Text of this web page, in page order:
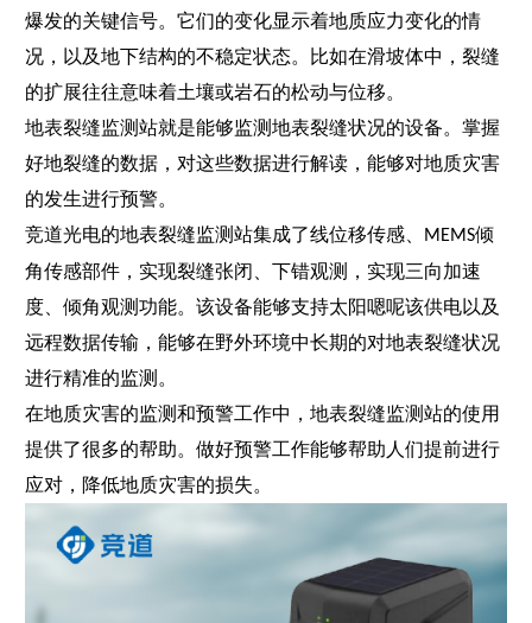
爆发的关键信号。它们的变化显示着地质应力变化的情
况，以及地下结构的不稳定状态。比如在滑坡体中，裂缝
的扩展往往意味着土壤或岩石的松动与位移。
地表裂缝监测站就是能够监测地表裂缝状况的设备。掌握
好地裂缝的数据，对这些数据进行解读，能够对地质灾害
的发生进行预警。
竞道光电的地表裂缝监测站集成了线位移传感、 MEMS倾
角传感部件，实现裂缝张闭、下错观测，实现三向加速
度、倾角观测功能。该设备能够支持太阳嗯呢该供电以及
远程数据传输，能够在野外环境中长期的对地表裂缝状况
进行精准的监测。
在地质灾害的监测和预警工作中， 地表裂缝监测站的使用
提供了很多的帮助。做好预警工作能够帮助人们提前进行
应对，降低地质灾害的损失。